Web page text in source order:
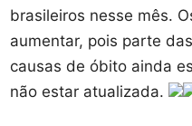
brasileiros nesse mês.
aumentar, pois parte
causas de óbito ainda
não estar atualizada.